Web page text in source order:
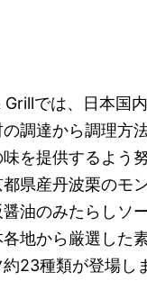
では、日本国
調達から調理方
を提供するよう
県産丹波栗のモ
油のみたらしソ
地から厳選した
23種類が登場し